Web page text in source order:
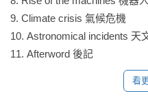
◎幽默 × 圖解 × 生存技能
——無論世界怎麼毀滅，你都
★ 超實用求生指南：不管是
候危機，都有因應對策！
9. Climate crisis 氣候危機
10. Astronomical incidents 天
11. Afterword 後記
看